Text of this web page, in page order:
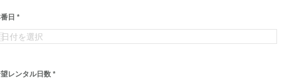
日 *r
q
u
i
レンタル日数 *必